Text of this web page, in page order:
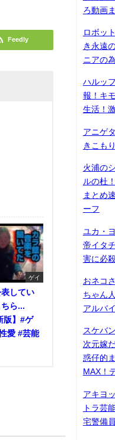
Feedly
ゲイ
してい
ら...
版】#ゲ
愛 #芸能
ろ動画
ロボッ
き永遠
ニアの
ハルッ
報！キ
生活！
アニゲ
きこも
火浦の
ルの杜
まとめ
ーフ
ユカ・
帝イタ
害に必
おネコ
ちゃん
アルバ
スケバ
次元嫁
惑仔的
MAX！
アキヨ
トラ芸
宅警備